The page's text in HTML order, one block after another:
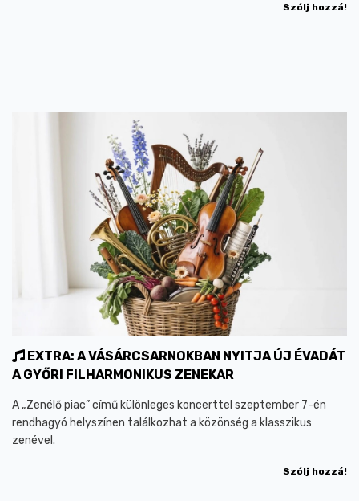
Szólj hozzá!
EXTRA: A VÁSÁRCSARNOKBAN NYITJA ÚJ ÉVADÁT
A GYŐRI FILHARMONIKUS ZENEKAR
A „Zenélő piac” című különleges koncerttel szeptember 7-én
rendhagyó helyszínen találkozhat a közönség a klasszikus
zenével.
Szólj hozzá!